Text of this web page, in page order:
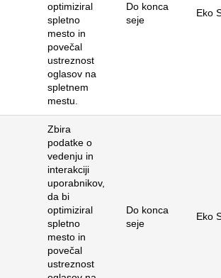
optimiziral
spletno
mesto in
povečal
ustreznost
oglasov na
spletnem
mestu.
Do konca
seje
Eko
Zbira
podatke o
vedenju in
interakciji
uporabnikov,
da bi
optimiziral
spletno
mesto in
povečal
ustreznost
Do konca
seje
Eko